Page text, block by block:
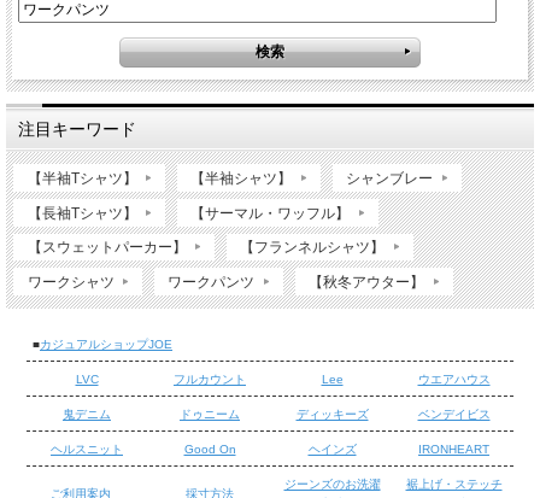
注目キーワード
【半袖Tシャツ】 【半袖シャツ】 シャンブレー
【長袖Tシャツ】 【サーマル・ワッフル】
【スウェットパーカー】 【フランネルシャツ】
ワークシャツ ワークパンツ 【秋冬アウター】
■カジュアルショップJOE
LVC フルカウント Lee ウエアハウス
鬼デニム ドゥニーム ディッキーズ ベンデイビス
ヘルスニット Good On ヘインズ IRONHEART
ご利用案内 採寸方法
ジーンズのお洗濯
裾上げ・ステッチ